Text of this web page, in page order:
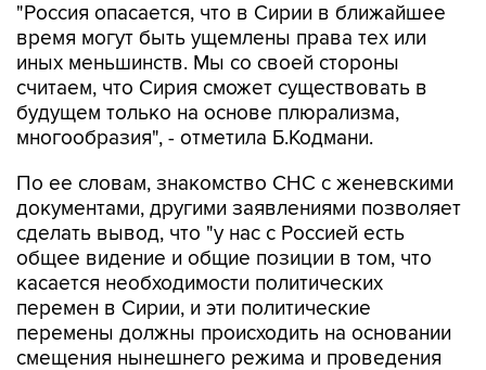
"Россия опасается, что в Сирии в ближайшее
время могут быть ущемлены права тех или
иных меньшинств. Мы со своей стороны
считаем, что Сирия сможет существовать в
будущем только на основе плюрализма,
многообразия", - отметила Б.Кодмани.
По ее словам, знакомство СНС с женевскими
документами, другими заявлениями позволяет
сделать вывод, что "у нас с Россией есть
общее видение и общие позиции в том, что
касается необходимости политических
перемен в Сирии, и эти политические
перемены должны происходить на основании
смещения нынешнего режима и проведения